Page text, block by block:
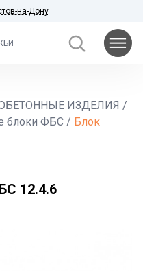
на-Дону
ИЗДЕЛИЯ /
блоки ФБС / Блок
12.4.6